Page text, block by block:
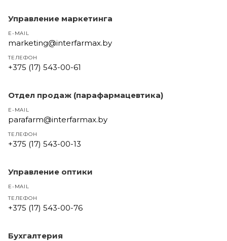
Управление маркетинга
E-MAIL
marketing@interfarmax.by
ТЕЛЕФОН
+375 (17) 543-00-61
Отдел продаж (парафармацевтика)
E-MAIL
parafarm@interfarmax.by
ТЕЛЕФОН
+375 (17) 543-00-13
Управление оптики
E-MAIL
ТЕЛЕФОН
+375 (17) 543-00-76
Бухгалтерия